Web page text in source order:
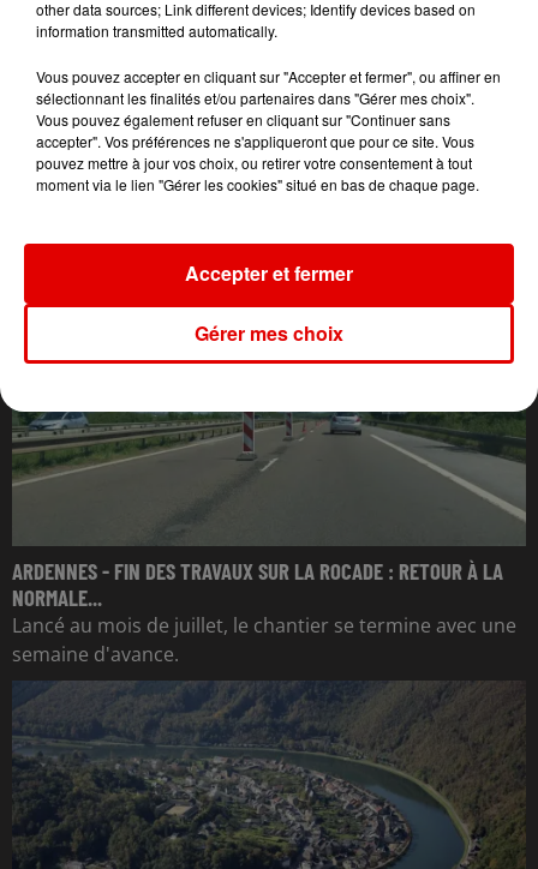
L'ACTU DES ARDENNES
ARDENNES - FIN DES TRAVAUX SUR LA ROCADE : RETOUR À LA
NORMALE...
Lancé au mois de juillet, le chantier se termine avec une
semaine d'avance.
other data sources; Link different devices; Identify devices based on
information transmitted automatically.
Vous pouvez accepter en cliquant sur "Accepter et fermer", ou affiner en
sélectionnant les finalités et/ou partenaires dans "Gérer mes choix".
Vous pouvez également refuser en cliquant sur "Continuer sans
accepter". Vos préférences ne s'appliqueront que pour ce site. Vous
pouvez mettre à jour vos choix, ou retirer votre consentement à tout
moment via le lien "Gérer les cookies" situé en bas de chaque page.
Gérer mes choix
Accepter et fermer